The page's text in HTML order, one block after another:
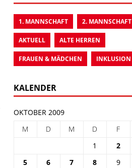
1. MANNSCHAFT 2. MANNSCHAFT
AKTUELL ALTE HERREN
FRAUEN & MÄDCHEN INKLUSION
KALENDER
OKTOBER 2009
M
D M D F
1
2
5
6 7 8 9